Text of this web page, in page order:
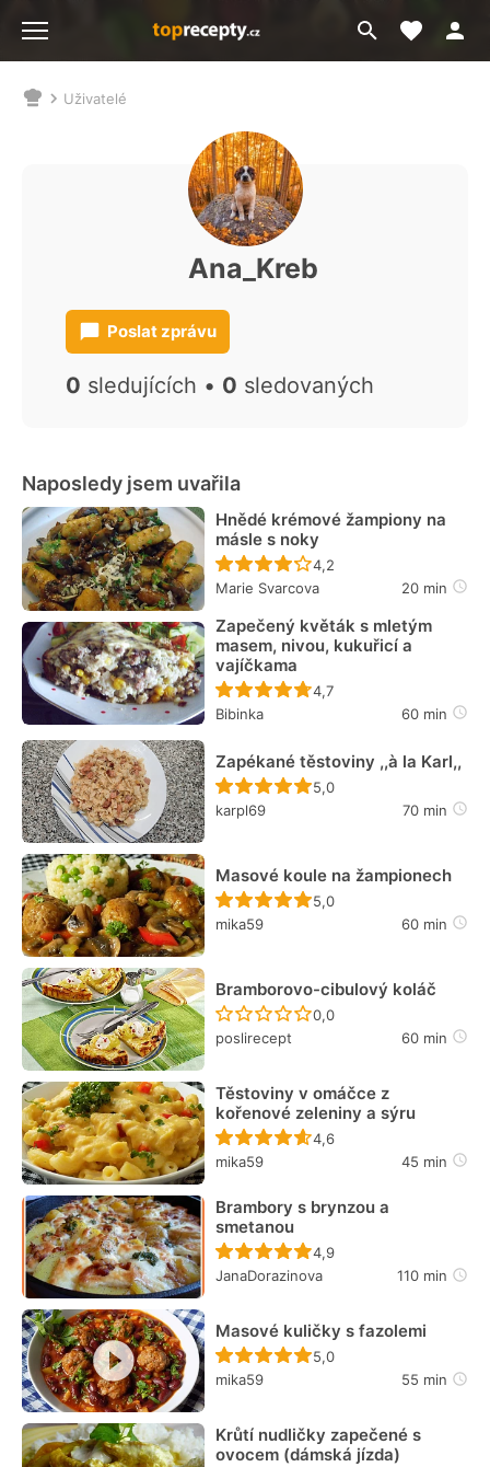
Přejít
na
Moje
NacházíteUživatelé
Ana_Kreb
Poslat zprávu
0 sledujících • 0 sledovaných
Naposledy jsem uvařila
Hnědé krémové žampiony na
másle s noky
Recept ještě nebyl
4,2
Marie Svarcova
20 min
Zapečený květák s mletým
masem, nivou, kukuřicí a
vajíčkama
Recept ještě nebyl
4,7
Bibinka
60 min
Zapékané těstoviny ,,à la Karl,,
Recept ještě nebyl
5,0
karpl69
70 min
Masové koule na žampionech
Recept ještě nebyl
5,0
mika59
60 min
Bramborovo-cibulový koláč
Recept ještě nebyl
0,0
poslirecept
60 min
Těstoviny v omáčce z
kořenové zeleniny a sýru
Recept ještě nebyl
4,6
mika59
45 min
Brambory s brynzou a
smetanou
Recept ještě nebyl
4,9
JanaDorazinova
110 min
Masové kuličky s fazolemi
Recept ještě nebyl
5,0
mika59
55 min
Krůtí nudličky zapečené s
ovocem (dámská jízda)